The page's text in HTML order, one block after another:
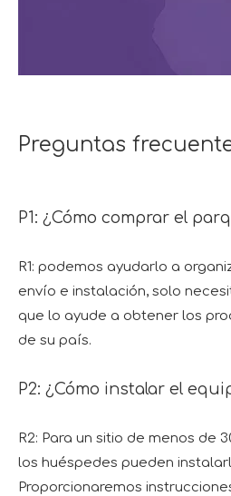
Preguntas
P1: ¿Cómo comprar el
R1: podemos ayudarlo a
envío e instalación, solo
que lo ayude a obtener los
de su país.
P2: ¿Cómo instalar el
R2: Para un sitio de menos de
los huéspedes pueden
Proporcionaremos